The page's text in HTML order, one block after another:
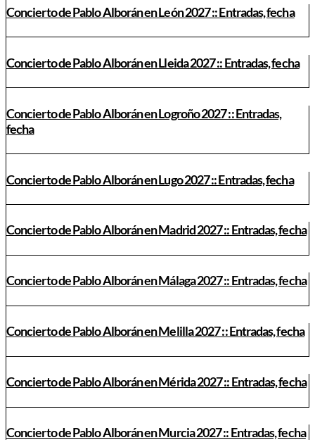
Concierto de Pablo Alborán en León 2027 :: Entradas, fecha
Concierto de Pablo Alborán en Lleida 2027 :: Entradas, fecha
Concierto de Pablo Alborán en Logroño 2027 :: Entradas,
fecha
Concierto de Pablo Alborán en Lugo 2027 :: Entradas, fecha
Concierto de Pablo Alborán en Madrid 2027 :: Entradas, fecha
Concierto de Pablo Alborán en Málaga 2027 :: Entradas, fecha
Concierto de Pablo Alborán en Melilla 2027 :: Entradas, fecha
Concierto de Pablo Alborán en Mérida 2027 :: Entradas, fecha
Concierto de Pablo Alborán en Murcia 2027 :: Entradas, fecha